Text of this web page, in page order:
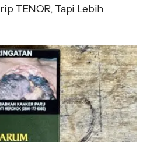
TENOR, Tapi Lebih